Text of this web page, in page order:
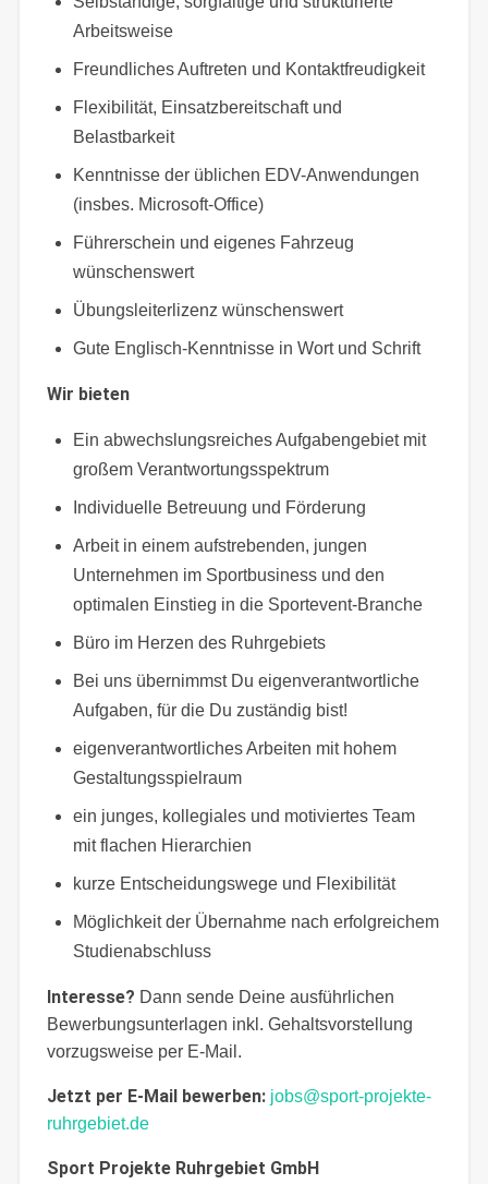
Arbeitsweise
Freundliches Auftreten und Kontaktfreudigkeit
Flexibilität, Einsatzbereitschaft und
Belastbarkeit
Kenntnisse der üblichen EDV-Anwendungen
(insbes. Microsoft-Office)
Führerschein und eigenes Fahrzeug
wünschenswert
Übungsleiterlizenz wünschenswert
Gute Englisch-Kenntnisse in Wort und Schrift
Wir bieten
Ein abwechslungsreiches Aufgabengebiet mit
großem Verantwortungsspektrum
Individuelle Betreuung und Förderung
Arbeit in einem aufstrebenden, jungen
Unternehmen im Sportbusiness und den
optimalen Einstieg in die Sportevent-Branche
Büro im Herzen des Ruhrgebiets
Bei uns übernimmst Du eigenverantwortliche
Aufgaben, für die Du zuständig bist!
eigenverantwortliches Arbeiten mit hohem
Gestaltungsspielraum
ein junges, kollegiales und motiviertes Team
mit flachen Hierarchien
kurze Entscheidungswege und Flexibilität
Möglichkeit der Übernahme nach erfolgreichem
Studienabschluss
Interesse? Dann sende Deine ausführlichen
Bewerbungsunterlagen inkl. Gehaltsvorstellung
vorzugsweise per E-Mail.
Jetzt per E-Mail bewerben: jobs@sport-projekte-
ruhrgebiet.de
Sport Projekte Ruhrgebiet GmbH